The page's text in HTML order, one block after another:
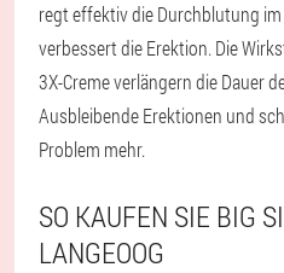
regt effektiv die Durchblutung
verbessert die Erektion. Die
3X-Creme verlängern die Dauer
Ausbleibende Erektionen und
Problem mehr.
SO KAUFEN SIE BIG
LANGEOOG